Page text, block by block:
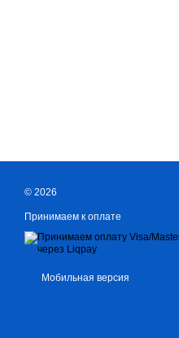
© 2026
Принимаем к оплате
Мобильная версия